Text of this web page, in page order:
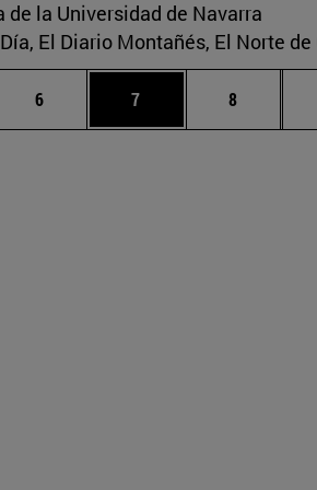
la Universidad de Navarra
El Diario Montañés, El Norte
intermedias Use TAB para
Página
6 Página
7 Página
8